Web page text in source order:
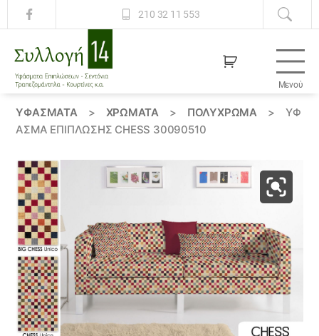
210 32 11 553
14
Μενού
ΥΦΆΣΜΑΤΑ > ΧΡΏΜΑΤΑ > ΠΟΛΥΧΡΩΜΑ >
ΎΦ
ΑΣΜΑ ΕΠΊΠΛΩΣΗΣ CHESS 30090510